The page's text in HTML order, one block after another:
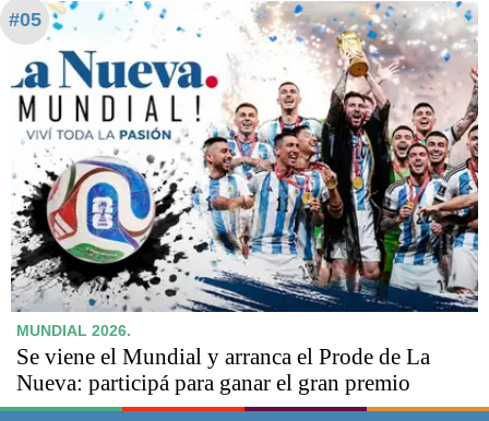
#05
MUNDIAL 2026.
Se viene el Mundial y arranca el Prode de La
Nueva: participá para ganar el gran premio